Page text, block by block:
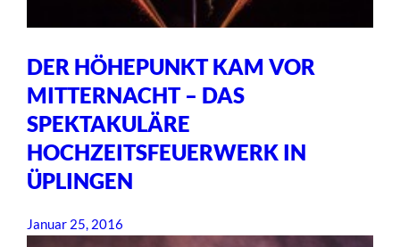
DER HÖHEPUNKT KAM VOR
MITTERNACHT – DAS
SPEKTAKULÄRE
HOCHZEITSFEUERWERK IN
ÜPLINGEN
Januar 25, 2016